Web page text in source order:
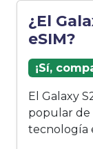
¿El
eSIM?
¡Sí,
El Galaxy
popular de
tecnología